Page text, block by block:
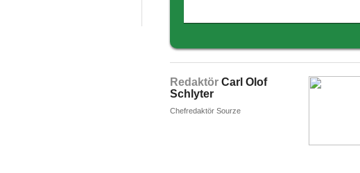
Redaktör Carl Olof
Schlyter
Chefredaktör Sourze